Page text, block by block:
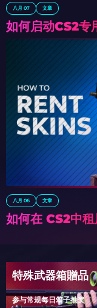
八月 07 文章
如何启动CS2
八月 06 文章
如何在 CS2中
特殊武器箱贈品
参与常规每日箱子抽奖